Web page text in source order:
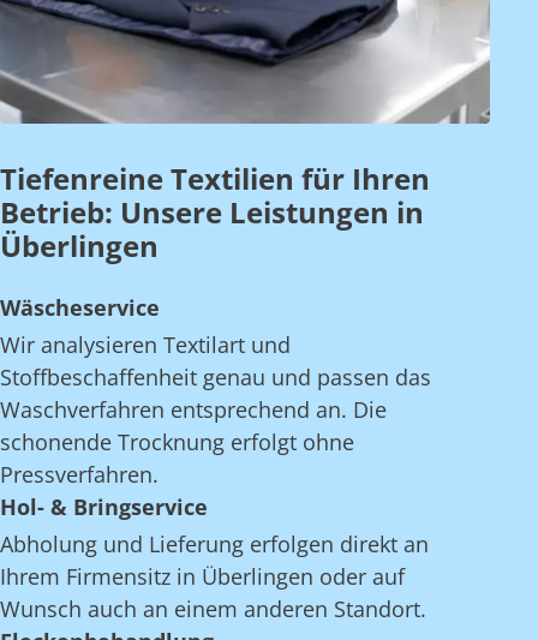
Tiefenreine Textilien für Ihren
Betrieb: Unsere Leistungen in
Überlingen
Wäscheservice
Wir analysieren Textilart und
Stoffbeschaffenheit genau und passen das
Waschverfahren entsprechend an. Die
schonende Trocknung erfolgt ohne
Pressverfahren.
Hol- & Bringservice
Abholung und Lieferung erfolgen direkt an
Ihrem Firmensitz in Überlingen oder auf
Wunsch auch an einem anderen Standort.